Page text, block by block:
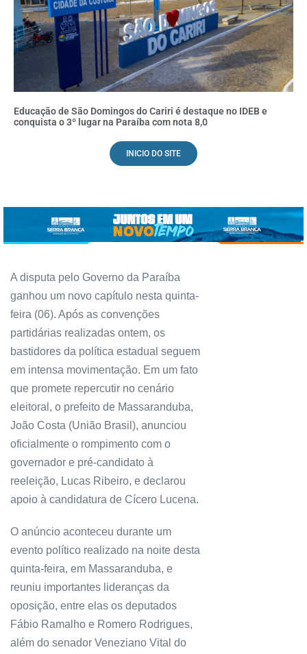
Educação de São Domingos do Cariri é destaque no IDEB e
conquista o 3º lugar na Paraíba com nota 8,0
INICIO DO SITE
A disputa pelo Governo da Paraíba
ganhou um novo capítulo nesta quinta-
feira (06). Após as convenções
partidárias realizadas ontem, os
bastidores da política estadual seguem
em intensa movimentação. Em um fato
que promete repercutir no cenário
eleitoral, o prefeito de Massaranduba,
João Costa (União Brasil), anunciou
oficialmente o rompimento com o
governador e pré-candidato à
reeleição, Lucas Ribeiro, e declarou
apoio à candidatura de Cícero Lucena.
O anúncio aconteceu durante um
evento político realizado na noite desta
quinta-feira, em Massaranduba, e
reuniu importantes lideranças da
oposição, entre elas os deputados
Fábio Ramalho e Romero Rodrigues,
além do senador Veneziano Vital do